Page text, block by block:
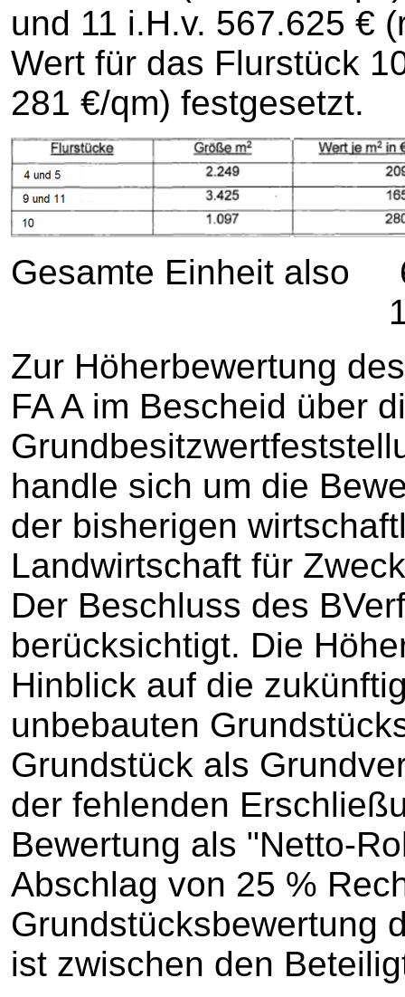
und 11 i.H.v. 567.625 €
Wert für das Flurstück
281 €/qm) festgesetzt.
Gesamte Einheit
Zur Höherbewertung
FA A im Bescheid über
handle sich um die
der bisherigen
Landwirtschaft für
Der Beschluss des
berücksichtigt. Die
Hinblick auf die
unbebauten
Grundstück als
der fehlenden
Bewertung als "Netto-
Abschlag von 25 %
Grundstücksbewertung
ist zwischen den